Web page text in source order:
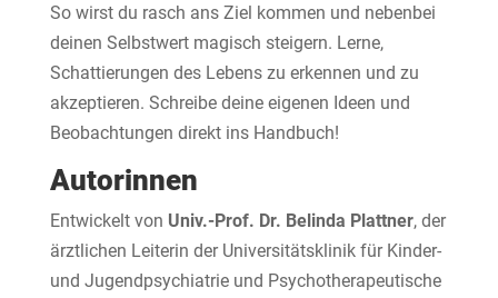
So wirst du rasch ans Ziel kommen und nebenbei
deinen Selbstwert magisch steigern. Lerne,
Schattierungen des Lebens zu erkennen und zu
akzeptieren. Schreibe deine eigenen Ideen und
Beobachtungen direkt ins Handbuch!
Autorinnen
Entwickelt von Univ.-Prof. Dr. Belinda Plattner, der
ärztlichen Leiterin der Universitätsklinik für Kinder-
und Jugendpsychiatrie und Psychotherapeutische